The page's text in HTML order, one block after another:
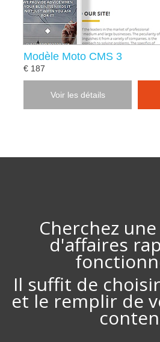
Modèle Moto CMS 3
€ 187
Voir les détails
Cherchez
d'affaires
Il suffit de
et le remplir de